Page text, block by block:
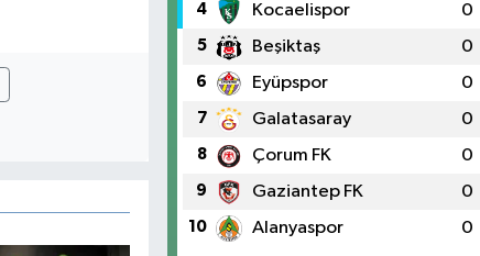
4 Kocaelispor 0
5 Beşiktaş 0
6 Eyüpspor 0
7 Galatasaray 0
8 Çorum FK 0
9 Gaziantep FK 0
10 Alanyaspor 0